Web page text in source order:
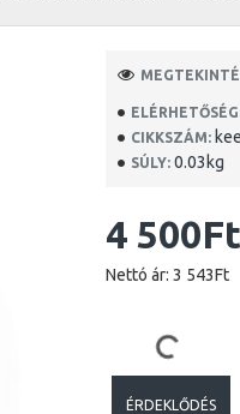
CIKKSZÁM:
SÚLY: 0.03kg
4 500Ft
Nettó ár: 3 543Ft
ÉRDEKLŐDÉS